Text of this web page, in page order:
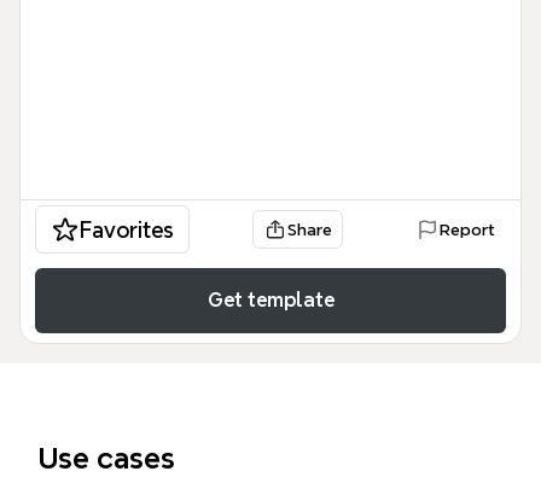
Favorites Share Report
Get template
Use cases